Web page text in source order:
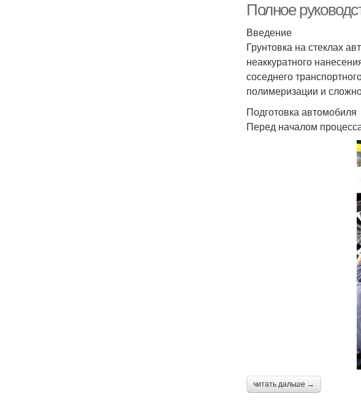
Полное
Введение
Грунтовка на стеклах
неаккуратного
соседнего
полимеризации и
Подготовка автомобиля
Перед началом
читать дальше →